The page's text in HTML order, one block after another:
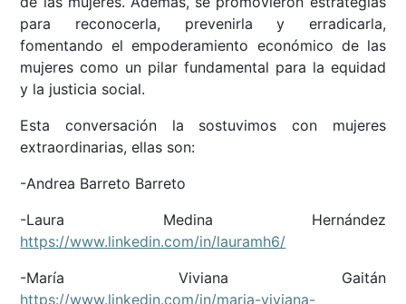
para reconocerla, prevenirla y erradicarla,
fomentando el empoderamiento económico de las
mujeres como un pilar fundamental para la equidad
y la justicia social.
Esta conversación la sostuvimos con mujeres
extraordinarias, ellas son:
-Andrea Barreto Barreto
-Laura Medina Hernández
https://www.linkedin.com/in/lauramh6/
-María Viviana Gaitán
https://www.linkedin.com/in/maria-viviana-